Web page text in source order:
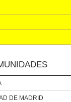
DE MADRID